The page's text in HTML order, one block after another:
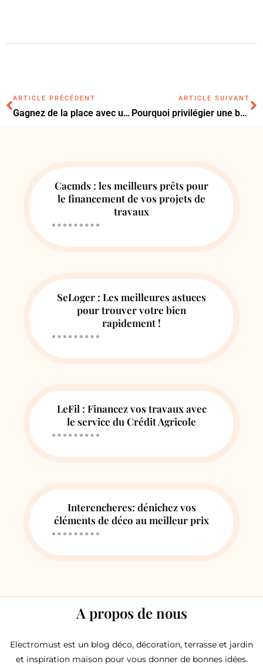
ARTICLE PRÉCÉDENT
Gagnez de la place avec un kit dressing facile à installer
ARTICLE SUIVANT
Pourquoi privilégier une bâche à barre pour couvrir votre piscine cet été ?
Cacmds : les meilleurs prêts pour
le financement de vos projets de
travaux
SeLoger : Les meilleures astuces
pour trouver votre bien
rapidement !
LeFil : Financez vos travaux avec
le service du Crédit Agricole
Interencheres: dénichez vos
éléments de déco au meilleur prix
A propos de nous
Electromust est un blog déco, décoration, terrasse et jardin
et inspiration maison pour vous donner de bonnes idées.